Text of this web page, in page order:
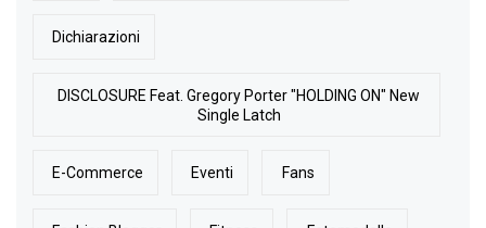
Dichiarazioni
DISCLOSURE Feat. Gregory Porter "HOLDING ON" New
Single Latch
E-Commerce Eventi Fans